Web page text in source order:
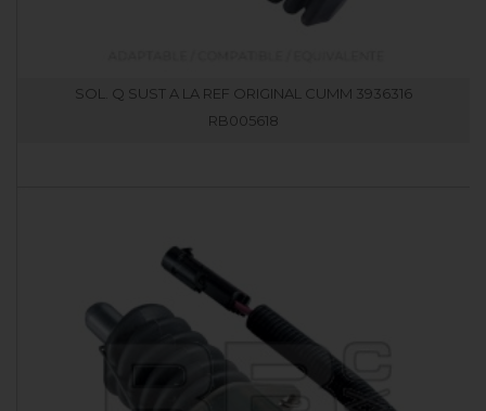
SOL. Q SUST A LA REF ORIGINAL CUMM 3936316
RB005618